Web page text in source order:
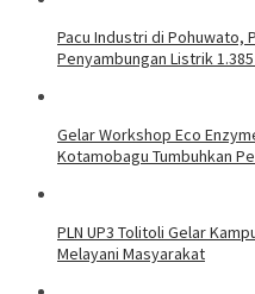
Pacu Industri di Pohuwato,
Penyambungan Listrik
Gelar Workshop Eco
Kotamobagu Tumbuhkan
PLN UP3 Tolitoli Gelar
Melayani Masyarakat